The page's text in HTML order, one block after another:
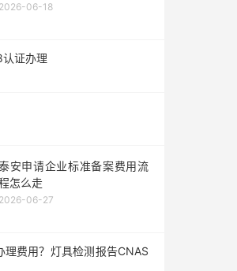
2026-06-18
证办理
安申请企业标准备案费用流
怎么走
2026-06-27
理费用？灯具检测报告CNAS